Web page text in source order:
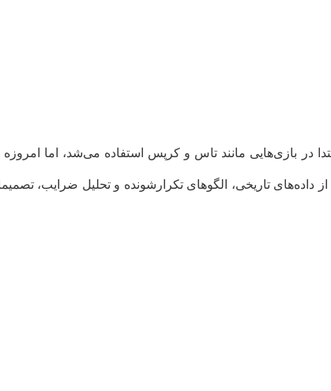
در بازی‌هایی مانند تاس و کرپس استفاده می‌شد، اما
داده‌های تاریخی، الگوهای تکرارشونده و تحلیل ضرایب،